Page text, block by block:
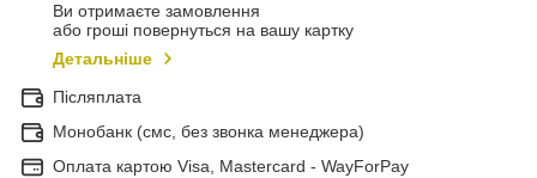
Ви отримаєте замовлення
або гроші повернуться на вашу картку
Детальніше
Післяплата
Монобанк (смс, без звонка менеджера)
Оплата картою Visa, Mastercard - WayForPay